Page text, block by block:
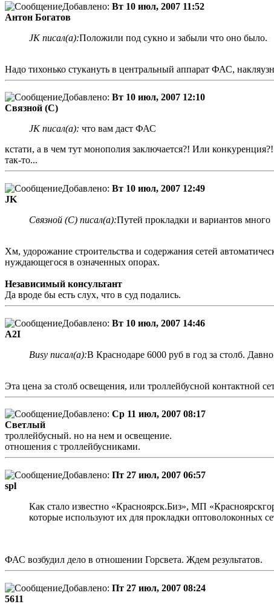
Добавлено: Вт 10 июл, 2007 11:52
Антон Богатов
JK писал(а):Положили под сукно и забыли что оно было.
Надо тихонько стукануть в центральный аппарат ФАС,
Добавлено: Вт 10 июл, 2007 12:10
Связной (С)
JK писал(а): что вам даст ФАС
кстати, а в чем тут монополия заключается?! Или
так-то...
Добавлено: Вт 10 июл, 2007 12:49
JK
Связной (С) писал(а):Путей прокладки и вариантов много
Хм, удорожание строительства и содержания сетей
нуждающегося в означенных опорах.
Независимый консультант
Да вроде бы есть слух, что в суд подались.
Добавлено: Вт 10 июл, 2007 14:46
A2I
Busy писал(а):В Краснодаре 6000 руб в год за столб.
Эта цена за столб освещения, или троллейбусной контактной
Добавлено: Ср 11 июл, 2007 08:17
Светлый
троллейбусный. но на нем и освещение.
отношения с троллейбусниками.
Добавлено: Пт 27 июл, 2007 06:57
spl
Как стало известно «Красноярск.Биз», МП
которые используют их для прокладки оптоволоконных
ФАС возбудил дело в отношении Горсвета. Ждем результатов.
Добавлено: Пт 27 июл, 2007 08:24
5611